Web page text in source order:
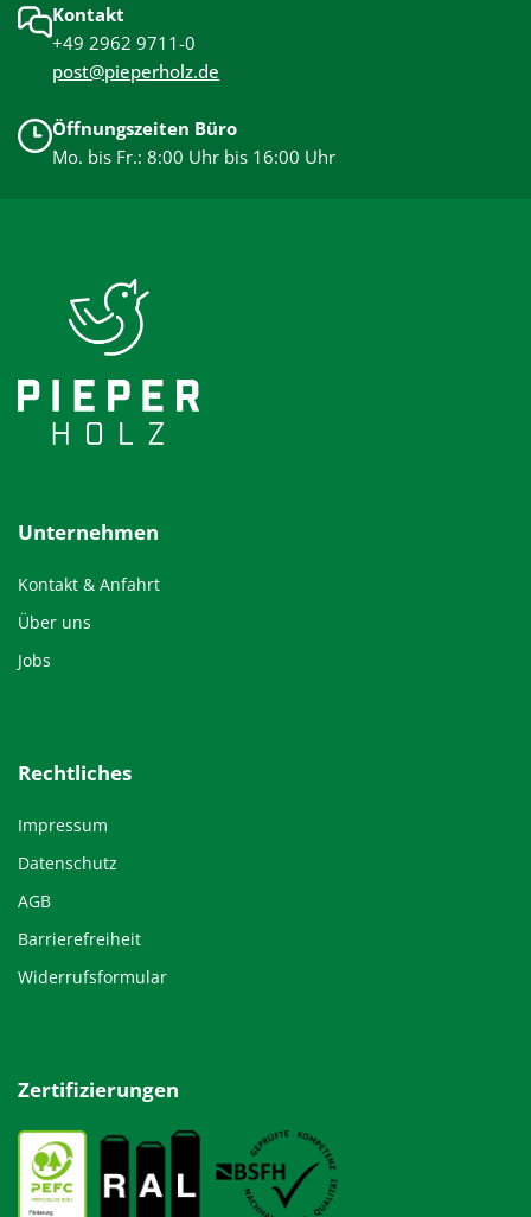
Kontakt
+49 2962 9711-0
post@pieperholz.de
Öffnungszeiten Büro
Mo. bis Fr.: 8:00 Uhr bis 16:00 Uhr
Unternehmen
Kontakt & Anfahrt
Über uns
Jobs
Rechtliches
Impressum
Datenschutz
AGB
Barrierefreiheit
Widerrufsformular
Zertifizierungen